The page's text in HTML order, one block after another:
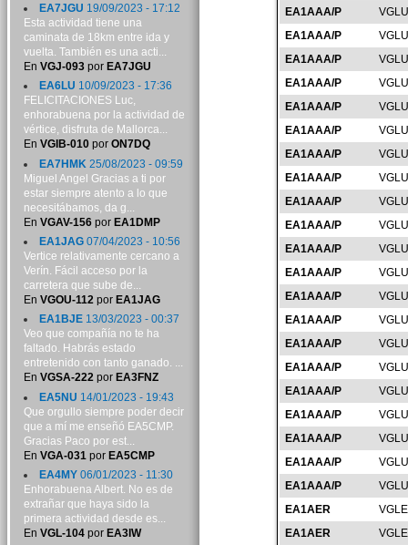
EA1AAA/P
EA1AAA/P
EA1AAA/P
EA1AAA/P
EA1AAA/P
EA1AAA/P
EA1AAA/P
EA1AAA/P
EA1AAA/P
EA1AAA/P
EA1AAA/P
EA1AAA/P
EA1AAA/P
EA1AAA/P
EA1AAA/P
EA1AAA/P
EA1AAA/P
EA1AAA/P
EA1AAA/P
EA1AAA/P
EA1AAA/P
EA1AER
EA1AER
EA7JGU 19/09/2023 - 17:12
Esta actividad tiene una
caminata de 18km entre ida y
vuelta. También es una acti...
En VGJ-093por EA7JGU
EA6LU 10/09/2023 - 17:36
FELICITACIONES Luc,
enhorabuena por la actividad de
vértice, disfruta de Mallorca...
En VGIB-010por ON7DQ
EA7HMK 25/08/2023 - 09:59
Miguel Angel Gracias a ti por
estar siempre atento a lo que
necesitábamos, da g...
En VGAV-156por EA1DMP
EA1JAG07/04/2023 - 10:56
Vertice relativamente cercano a
Verín. Fácil acceso por la
carretera que sube de...
En VGOU-112por EA1JAG
EA1BJE13/03/2023 - 00:37
Veo que compañía no te ha
faltado. Habrás estado
entretenido con tanto ganado. ...
En VGSA-222por EA3FNZ
EA5NU 14/01/2023 - 19:43
Que orgullo siempre poder decir
que a mí me enseñó EA5CMP.
Gracias Paco por est...
En VGA-031 por EA5CMP
EA4MY06/01/2023 - 11:30
Enhorabuena Albert. No es de
extrañar que haya sido la
primera actividad desde es...
En VGL-104por EA3IW